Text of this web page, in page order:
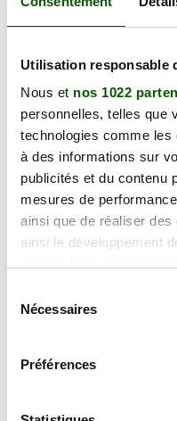
Utilisation responsable
Nous et nos 1022
personnelles, telles que
technologies comme
à des informations sur
publicités et du contenu
mesures de
ainsi que de réaliser des
ainsi le développement
tout moment en
cookies ou en cliquant
Si vous le permettez,
géographique qui
Nécessaires
Préférences
127.00 €
17200
En forte
127.00 €
27 Chem.
En forte
Annulation
mardi 29
27 Chem.
mardi 29